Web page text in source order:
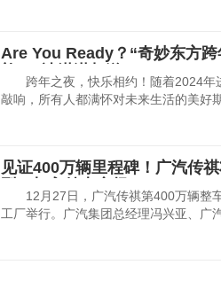
Are You Ready？“奇妙东方
礼QQ冰淇淋相送
跨年之夜，快乐相约！随着2024年
敲响，所有人都满怀对未来生活的美好
见证400万辆里程碑！广汽传
型，切入纯电市场
12月27日，广汽传祺第400万辆整
工厂举行。广汽集团总经理冯兴亚、广